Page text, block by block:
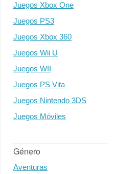
Juegos Xbox One
Juegos PS3
Juegos Xbox 360
Juegos Wii U
Juegos WII
Juegos PS Vita
Juegos Nintendo 3DS
Juegos Móviles
Género
Aventuras